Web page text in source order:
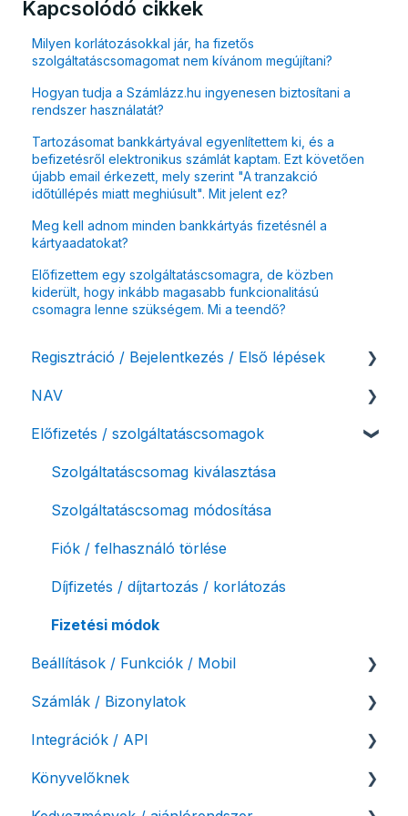
Kapcsolódó cikkek
Milyen korlátozásokkal jár, ha fizetős
szolgáltatáscsomagomat nem kívánom megújítani?
Hogyan tudja a Számlázz.hu ingyenesen biztosítani a
rendszer használatát?
Tartozásomat bankkártyával egyenlítettem ki, és a
befizetésről elektronikus számlát kaptam. Ezt követően
újabb email érkezett, mely szerint "A tranzakció
időtúllépés miatt meghiúsult". Mit jelent ez?
Meg kell adnom minden bankkártyás fizetésnél a
kártyaadatokat?
Előfizettem egy szolgáltatáscsomagra, de közben
kiderült, hogy inkább magasabb funkcionalitású
csomagra lenne szükségem. Mi a teendő?
Regisztráció / Bejelentkezés / Első lépések
Felhasználó beállításai
Számlázási fiók kezdő beállításai, első lépések
NAV
NAV online adatszolgáltatás
Adóhatósági ellenőrzés adatszolgáltatás
NAV pénztárgép feladás (PTGSZLAH)
Számlaverzum
Előfizetés / szolgáltatáscsomagok
Szolgáltatáscsomag kiválasztása
Szolgáltatáscsomag módosítása
Fiók / felhasználó törlése
Díjfizetés / díjtartozás / korlátozás
Fizetési módok
Beállítások / Funkciók / Mobil
Számlakészítés
Mobilapplikáció / MostSzámlázz
Bejövő számlák és vevői fiók
Számlák / Bizonylatok
Sztornó-, és helyesbítő számla
Díjbekérő, szállítólevél
Integrációk / API
API interfész, Számla Agent
Könyvelőknek